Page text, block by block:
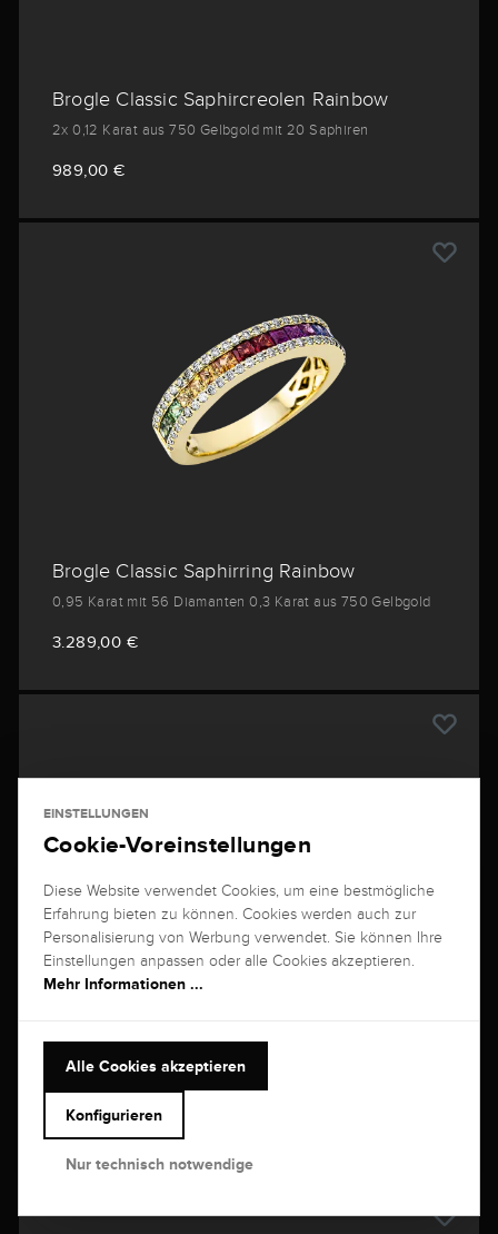
Brogle Classic Saphircreolen Rainbow
2x 0,12 Karat aus 750 Gelbgold mit 20 Saphiren
989,00 €
Brogle Classic Saphirring Rainbow
0,95 Karat mit 56 Diamanten 0,3 Karat aus 750 Gelbgold
3.289,00 €
Brogle Classic Saphircreolen Rainbow
2x 1,25 Karat mit 76 Diamanten 2x 0,15 Karat, G/SI aus 750
Gelbgold
4.229,00 €
EINSTELLUNGEN
Cookie-Voreinstellungen
Diese Website verwendet Cookies, um eine bestmögliche
Erfahrung bieten zu können. Cookies werden auch zur
Personalisierung von Werbung verwendet. Sie können Ihre
Einstellungen anpassen oder alle Cookies akzeptieren.
Mehr Informationen ...
Alle Cookies akzeptieren
Konfigurieren
Nur technisch notwendige